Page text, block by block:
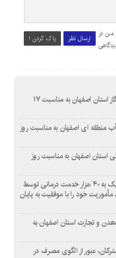
ارسال نظر پاک کردن !
من در
پیام تبریک مدیرعامل شرکت گاز استان اصفهان به مناسبت ۱۷
منطقه ای اصفهان به مناسبت روز
استان اصفهان به مناسبت روز
درمانگاه «نبأ» نجف با ارائه نزدیک به ۴۰ هزار خدمت درمانی توسط
خود را با موفقیت به پایان
و تجارت استان اصفهان به
عبور از الگوی مصرف در